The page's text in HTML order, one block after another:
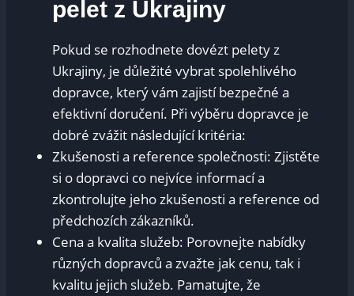
pelet z Ukrajiny
Pokud se rozhodnete dovézt pelety z
Ukrajiny, je důležité vybrat spolehlivého
dopravce, který vám zajistí bezpečné a
efektivní doručení. Při výběru dopravce je
dobré zvážit následující kritéria:
Zkušenosti a reference společnosti: Zjistěte
si o dopravci co nejvíce informací a
zkontrolujte jeho zkušenosti a reference od
předchozích zákazníků.
Cena a kvalita služeb: Porovnejte nabídky
různých dopravců a zvažte jak cenu, tak i
kvalitu jejich služeb. Pamatujte, že